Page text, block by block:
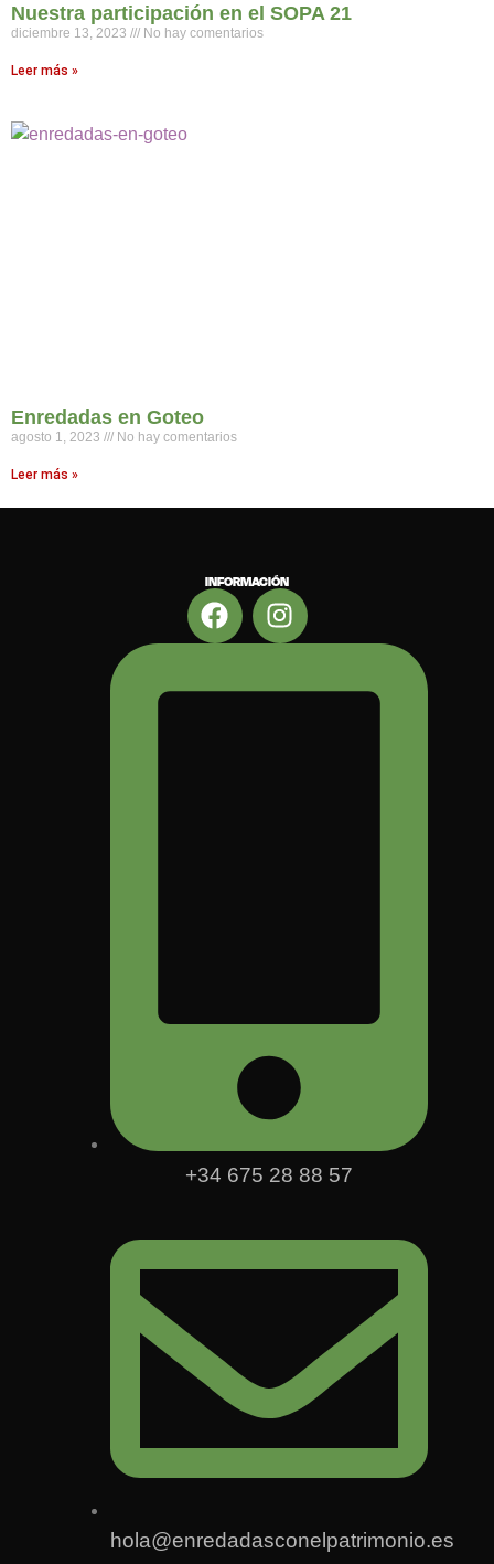
Nuestra participación en el SOPA 21
diciembre 13, 2023 No hay comentarios
Leer más »
Enredadas en Goteo
agosto 1, 2023 No hay comentarios
Leer más »
INFORMACIÓN
+34 675 28 88 57
hola@enredadasconelpatrimonio.es